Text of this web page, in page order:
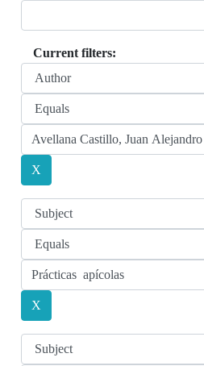
Current filters: